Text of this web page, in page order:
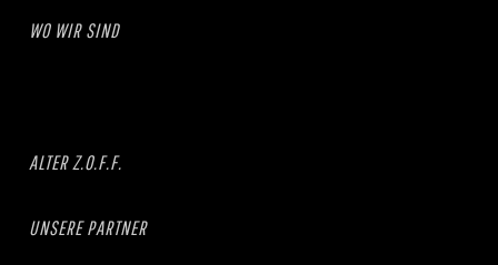
WO WIR SIND
ALTER Z.O.F.F.
UNSERE PARTNER